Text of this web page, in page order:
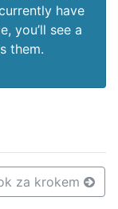
have
you’ll see a
them.
za krokem